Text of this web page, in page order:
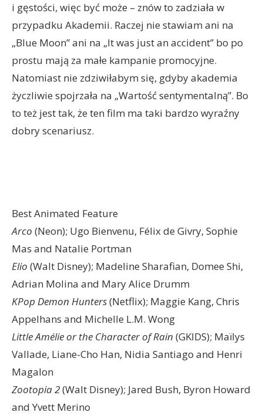
i gęstości, więc być może – znów to zadziała w
przypadku Akademii. Raczej nie stawiam ani na
„Blue Moon” ani na „It was just an accident” bo po
prostu mają za małe kampanie promocyjne.
Natomiast nie zdziwiłabym się, gdyby akademia
życzliwie spojrzała na „Wartość sentymentalną”. Bo
to też jest tak, że ten film ma taki bardzo wyraźny
dobry scenariusz.
Best Animated Feature
Arco (Neon); Ugo Bienvenu, Félix de Givry, Sophie
Mas and Natalie Portman
Elio (Walt Disney); Madeline Sharafian, Domee Shi,
Adrian Molina and Mary Alice Drumm
KPop Demon Hunters(Netflix); Maggie Kang, Chris
Appelhans and Michelle L.M. Wong
Little Amélie or the Character of Rain (GKIDS); Maïlys
Vallade, Liane-Cho Han, Nidia Santiago and Henri
Magalon
Zootopia 2(Walt Disney); Jared Bush, Byron Howard
and Yvett Merino